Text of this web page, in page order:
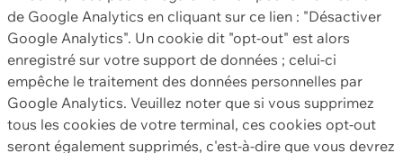
de Google Analytics en cliquant sur ce lien : "Désactiver
Google Analytics". Un cookie dit "opt-out" est alors
enregistré sur votre support de données ; celui-ci
empêche le traitement des données personnelles par
Google Analytics. Veuillez noter que si vous supprimez
tous les cookies de votre terminal, ces cookies opt-out
seront également supprimés, c'est-à-dire que vous devrez